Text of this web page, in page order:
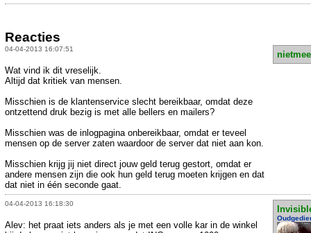
Reacties
04-04-2013 16:07:51
Wat vind ik dit vreselijk.
Altijd dat kritiek van mensen.
Misschien is de klantenservice slecht bereikbaar, omdat deze
ontzettend druk bezig is met alle bellers en mailers?
Misschien was de inlogpagina onbereikbaar, omdat er teveel
mensen op de server zaten waardoor de server dat niet aan kon.
Misschien krijg jij niet direct jouw geld terug gestort, omdat er
andere mensen zijn die ook hun geld terug moeten krijgen en dat
dat niet in één seconde gaat.
04-04-2013 16:18:30
Alev: het praat iets anders als je met een volle kar in de winkel